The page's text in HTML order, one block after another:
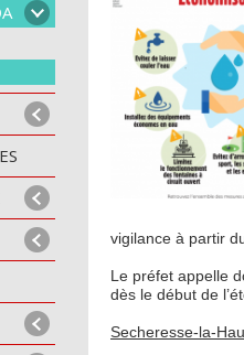
vigilance à partir
Le préfet appelle
dès le début de
Secheresse-la-